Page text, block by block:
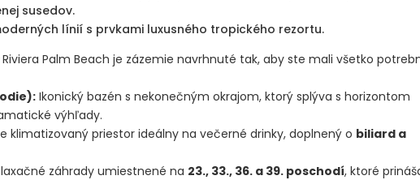
susedov.
línií s prvkami luxusného tropického rezortu.
Riviera Palm Beach je zázemie navrhnuté tak, aby ste mali všetko
Ikonický bazén s nekonečným okrajom, ktorý splýva s horizontom
výhľady.
klimatizovaný priestor ideálny na večerné drinky, doplnený o biliard a
záhrady umiestnené na 23., 33., 36. a 39. poschodí, ktoré